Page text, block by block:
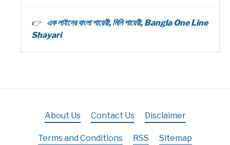
এক লাইনের বাংলা শায়েরী, মিনি শায়েরী, Bangla One Line
Shayari
About Us Contact Us Disclaimer
Terms and Conditions RSS Sitemap